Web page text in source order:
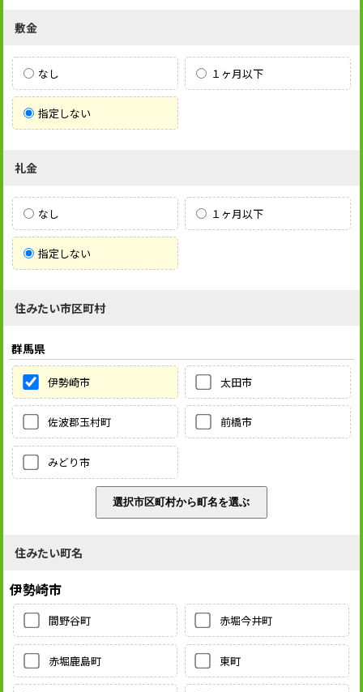
敷金
なし １ヶ月以下
指定しない
礼金
なし １ヶ月以下
指定しない
住みたい市区町村
群馬県
伊勢崎市 太田市
佐波郡玉村町 前橋市
みどり市
住みたい町名
伊勢崎市
間野谷町 赤堀今井町
赤堀鹿島町 東町